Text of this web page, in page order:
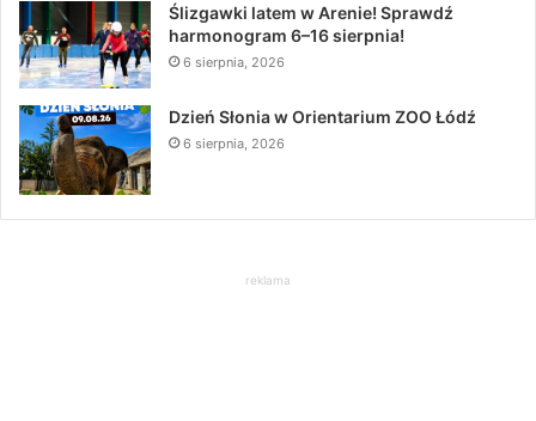
Ślizgawki latem w Arenie! Sprawdź
harmonogram 6–16 sierpnia!
6 sierpnia, 2026
Dzień Słonia w Orientarium ZOO Łódź
6 sierpnia, 2026
reklama